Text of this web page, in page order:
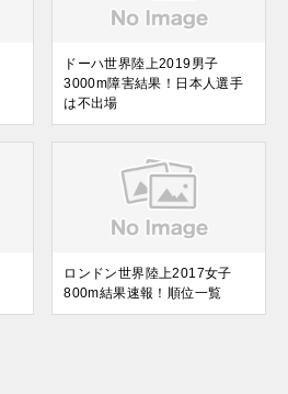
ドーハ世界陸上2019男子
3000m障害結果！日本人選手
は不出場
ロンドン世界陸上2017女子
800m結果速報！順位一覧